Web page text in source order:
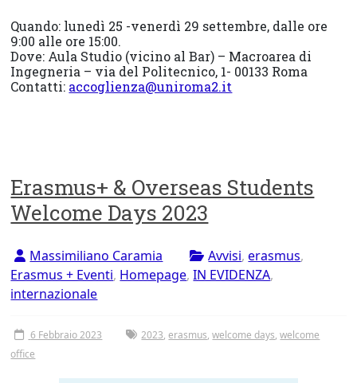
Quando: lunedì 25 -venerdì 29 settembre, dalle ore
9:00 alle ore 15:00.
Dove: Aula Studio (vicino al Bar) – Macroarea di
Ingegneria – via del Politecnico, 1- 00133 Roma
Contatti: accoglienza@uniroma2.it
Erasmus+ & Overseas Students
Welcome Days 2023
Massimiliano Caramia Avvisi,erasmus,
Erasmus + Eventi, Homepage,IN EVIDENZA,
internazionale
6 Febbraio 2023 2023,erasmus,welcome days,welcome
office